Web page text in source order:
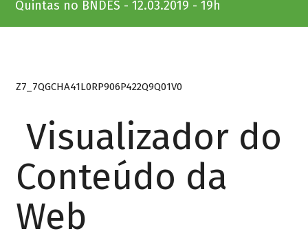
Quintas no BNDES - 12.03.2019 - 19h
Z7_7QGCHA41L0RP906P422Q9Q01V0
Visualizador do
Conteúdo da
Web